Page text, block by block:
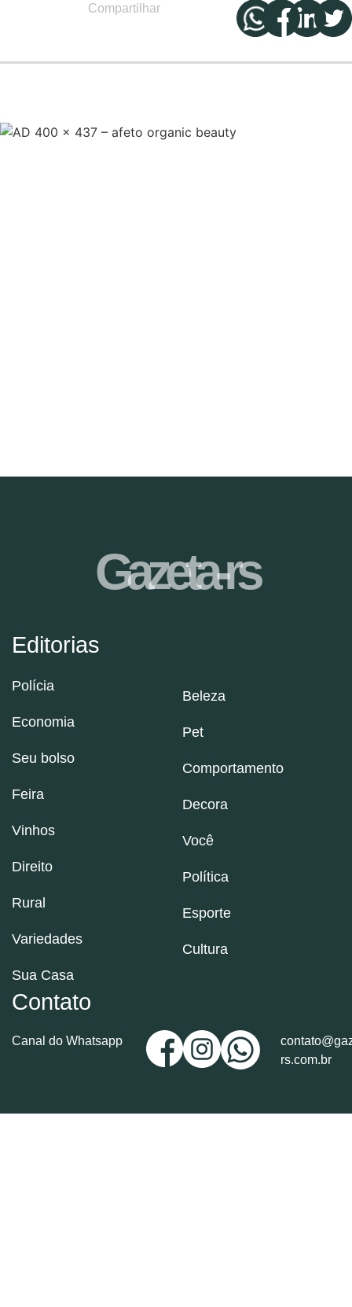
Compartilhar
Editorias
Polícia
Economia
Seu bolso
Feira
Vinhos
Direito
Rural
Variedades
Sua Casa
Beleza
Pet
Comportamento
Decora
Você
Política
Esporte
Cultura
Contato
Canal do Whatsapp
rs.com.br
Gazeta-rs